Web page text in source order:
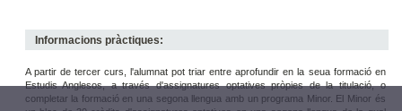
Informacions pràctiques:
A partir de tercer curs, l'alumnat pot triar entre aprofundir en la seua formació en
Estudis Anglesos, a través d'assignatures optatives pròpies de la titulació, o
completar la formació en una segona llengua amb un programa Minor. El Minor és